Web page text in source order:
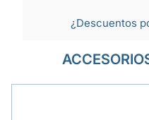
¿Descuentos